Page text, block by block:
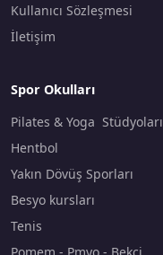
Kullanıcı Sözleşmesi
İletişim
Spor Okulları
Pilates & Yoga Stüdyoları
Hentbol
Yakın Dövüş Sporları
Besyo kursları
Tenis